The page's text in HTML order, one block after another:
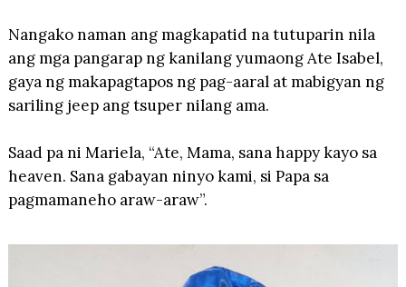
Nangako naman ang magkapatid na tutuparin nila
ang mga pangarap ng kanilang yumaong Ate Isabel,
gaya ng makapagtapos ng pag-aaral at mabigyan ng
sariling jeep ang tsuper nilang ama.
Saad pa ni Mariela, “Ate, Mama, sana happy kayo sa
heaven. Sana gabayan ninyo kami, si Papa sa
pagmamaneho araw-araw”.